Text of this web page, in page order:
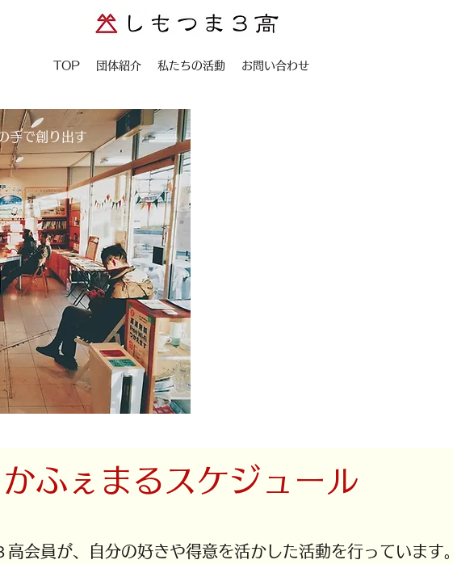
TOP 団体紹介 私たちの活動 お問い合わせ
手で創り出す
​かふぇまるスケジュール
会員が、自分の好きや得意を活かした活動を行っています。